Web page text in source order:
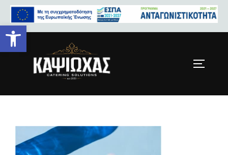
HomePage-Gallery-img_3.jpg
Ανοίξτε τη γραμμή εργαλείων